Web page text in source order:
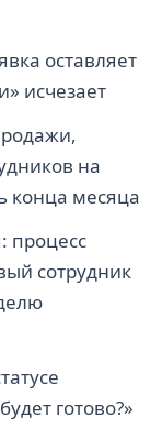
оставляет
исчезает
на
конца месяца
процесс
сотрудник
готово?»